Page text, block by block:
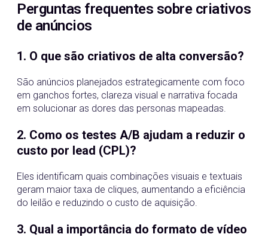
Perguntas frequentes sobre criativos
de anúncios
1. O que são criativos de alta conversão?
São anúncios planejados estrategicamente com foco
em ganchos fortes, clareza visual e narrativa focada
em solucionar as dores das personas mapeadas.
2. Como os testes A/B ajudam a reduzir o
custo por lead (CPL)?
Eles identificam quais combinações visuais e textuais
geram maior taxa de cliques, aumentando a eficiência
do leilão e reduzindo o custo de aquisição.
3. Qual a importância do formato de vídeo